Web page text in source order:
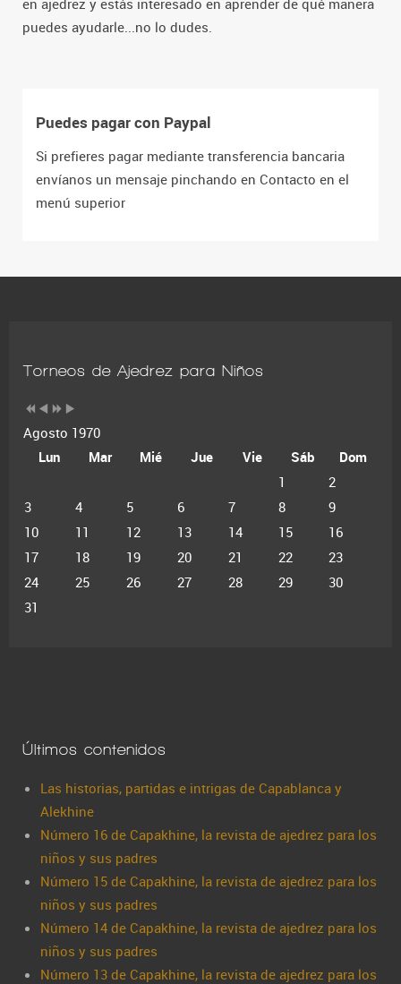
puedes ayudarle...no lo dudes.
Puedes pagar con Paypal
Si prefieres pagar mediante transferencia bancaria
envíanos un mensaje pinchando en Contacto en el
menú superior
Torneos de Ajedrez para Niños
Agosto 1970
Lun
Mar Mié Jue Vie Sáb
Dom
1
2
3
4 5 6 7 8
9
10
11 12 13 14 15
16
17
18 19 20 21 22
23
24
25 26 27 28 29
30
31
Últimos contenidos
Las historias, partidas e intrigas de Capablanca y
Alekhine
Número 16 de Capakhine, la revista de ajedrez para los
niños y sus padres
Número 15 de Capakhine, la revista de ajedrez para los
niños y sus padres
Número 14 de Capakhine, la revista de ajedrez para los
niños y sus padres
Número 13 de Capakhine, la revista de ajedrez para los